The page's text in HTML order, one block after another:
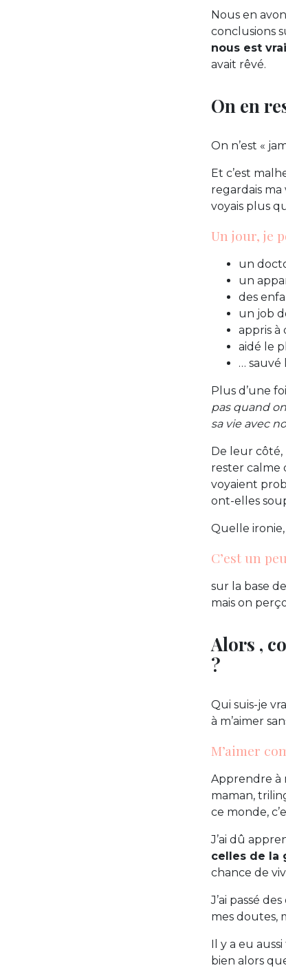
Nous en
conclusions
nous est
avait rêvé.
On en
On n’est «
Et c’est
regardais ma
voyais plus
Un jour, je
un
un
des
un job
appris à
aidé le
… sauvé
Plus d’une
pas quand
sa vie avec
De leur
rester calme
voyaient
ont-elles
Quelle ironie,
C’est un
sur la base
mais on
Alors ,
?
Qui suis-je
à m’aimer
M’aimer
Apprendre à
maman,
ce monde,
J’ai dû
celles de la
chance de
J’ai passé
mes doutes,
Il y a eu
bien alors